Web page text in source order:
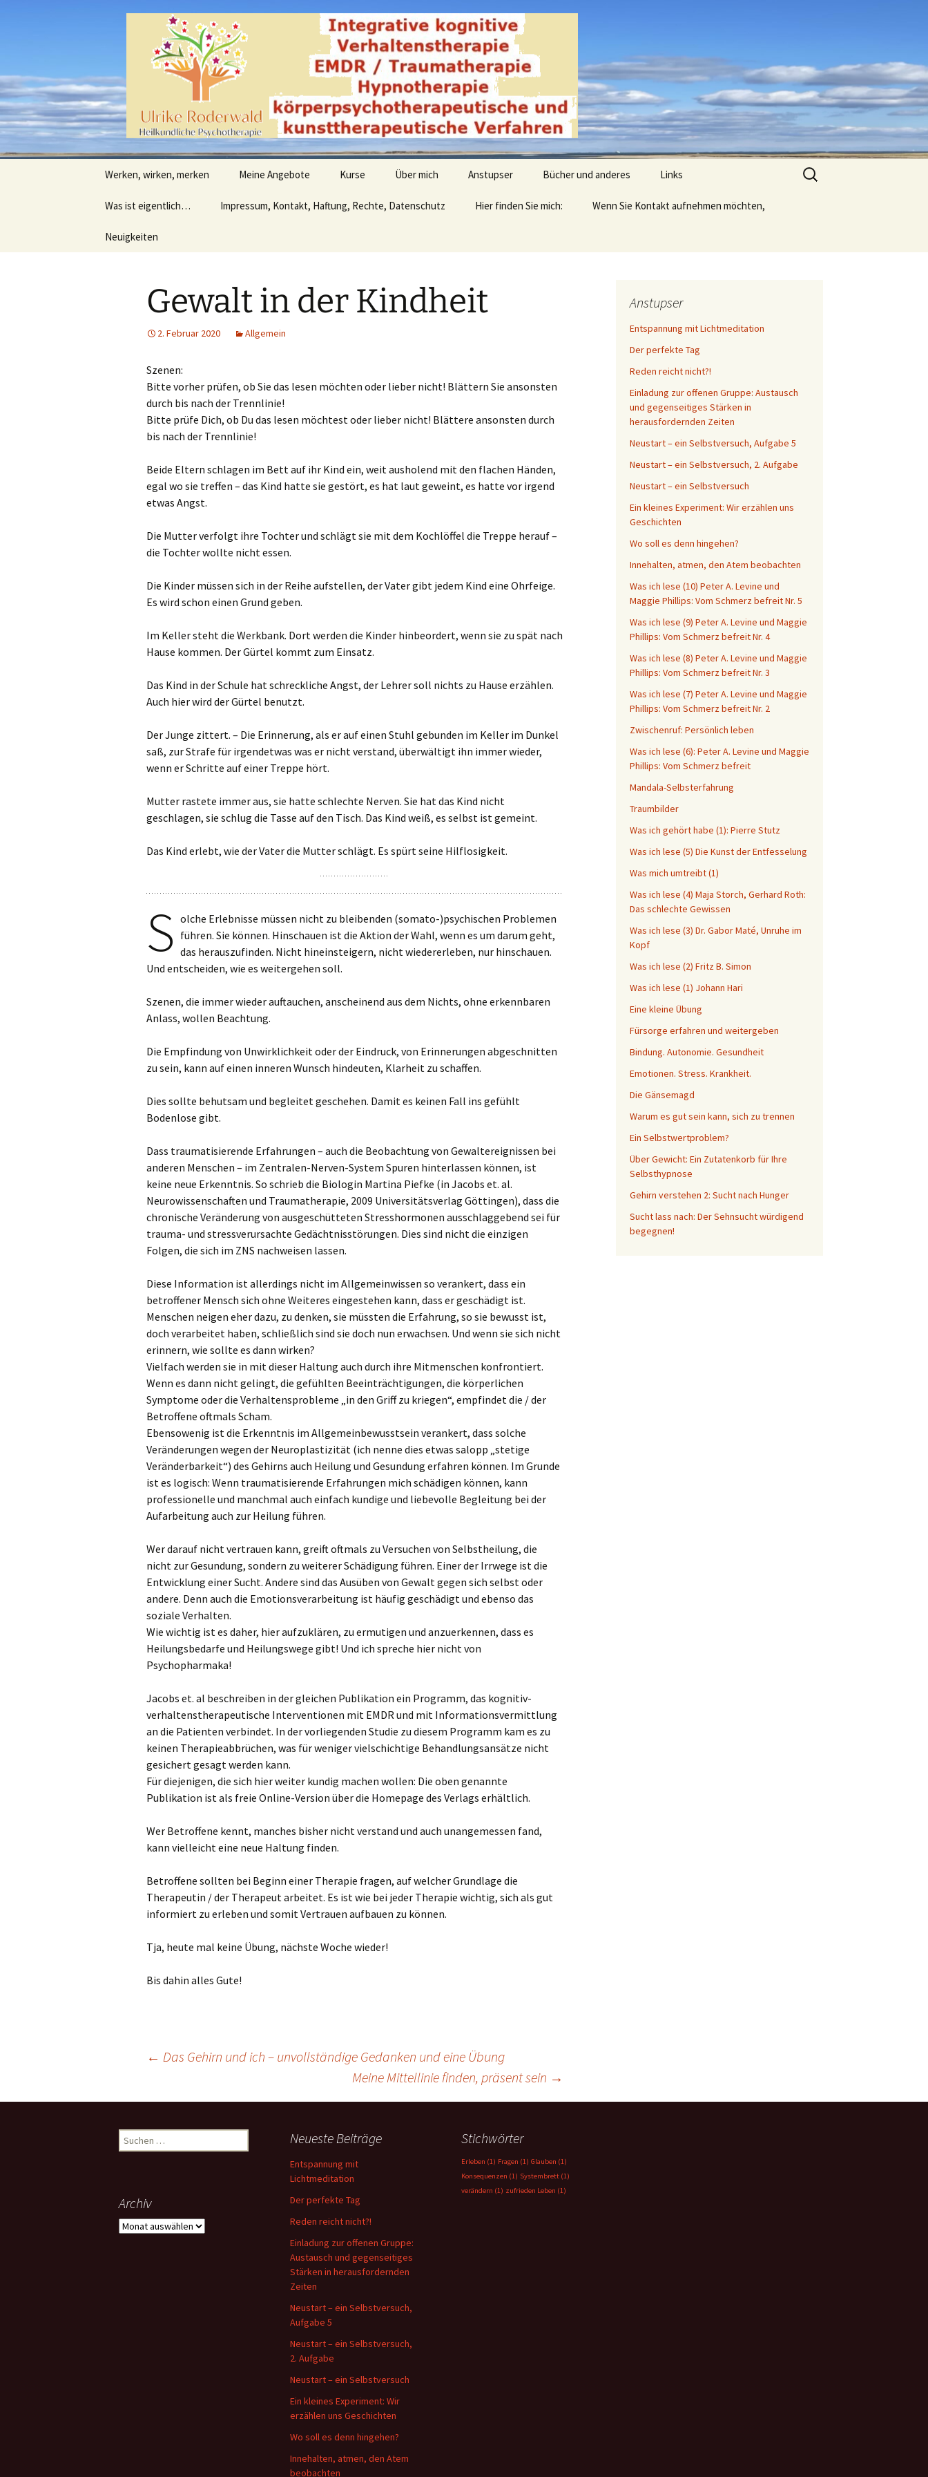
Ulrike Roderwald
Heilpraktische Psychotherapie
Werken, wirken, merken Meine Angebote Kurse Über mich Anstupser Bücher und anderes Links
Was ist eigentlich… Impressum, Kontakt, Haftung, Rechte, Datenschutz Hier finden Sie mich: Wenn Sie Kontakt aufnehmen möchten,
Neuigkeiten
Suche
nach:
Gewalt in der Kindheit
2. Februar 2020 Allgemein
Szenen:
Bitte vorher prüfen, ob Sie das lesen möchten oder lieber nicht! Blättern Sie ansonsten
durch bis nach der Trennlinie!
Bitte prüfe Dich, ob Du das lesen möchtest oder lieber nicht! Blättere ansonsten durch
bis nach der Trennlinie!
Beide Eltern schlagen im Bett auf ihr Kind ein, weit ausholend mit den flachen Händen,
egal wo sie treffen – das Kind hatte sie gestört, es hat laut geweint, es hatte vor irgend
etwas Angst.
Die Mutter verfolgt ihre Tochter und schlägt sie mit dem Kochlöffel die Treppe herauf –
die Tochter wollte nicht essen.
Die Kinder müssen sich in der Reihe aufstellen, der Vater gibt jedem Kind eine Ohrfeige.
Es wird schon einen Grund geben.
Im Keller steht die Werkbank. Dort werden die Kinder hinbeordert, wenn sie zu spät nach
Hause kommen. Der Gürtel kommt zum Einsatz.
Das Kind in der Schule hat schreckliche Angst, der Lehrer soll nichts zu Hause erzählen.
Auch hier wird der Gürtel benutzt.
Der Junge zittert. – Die Erinnerung, als er auf einen Stuhl gebunden im Keller im Dunkel
saß, zur Strafe für irgendetwas was er nicht verstand, überwältigt ihn immer wieder,
wenn er Schritte auf einer Treppe hört.
Mutter rastete immer aus, sie hatte schlechte Nerven. Sie hat das Kind nicht
geschlagen, sie schlug die Tasse auf den Tisch. Das Kind weiß, es selbst ist gemeint.
Das Kind erlebt, wie der Vater die Mutter schlägt. Es spürt seine Hilflosigkeit.
S olche Erlebnisse müssen nicht zu bleibenden (somato-)psychischen Problemen
führen. Sie können. Hinschauen ist die Aktion der Wahl, wenn es um darum geht,
das herauszufinden. Nicht hineinsteigern, nicht wiedererleben, nur hinschauen.
Und entscheiden, wie es weitergehen soll.
Szenen, die immer wieder auftauchen, anscheinend aus dem Nichts, ohne erkennbaren
Anlass, wollen Beachtung.
Die Empfindung von Unwirklichkeit oder der Eindruck, von Erinnerungen abgeschnitten
zu sein, kann auf einen inneren Wunsch hindeuten, Klarheit zu schaffen.
Dies sollte behutsam und begleitet geschehen. Damit es keinen Fall ins gefühlt
Bodenlose gibt.
Dass traumatisierende Erfahrungen – auch die Beobachtung von Gewaltereignissen bei
anderen Menschen – im Zentralen-Nerven-System Spuren hinterlassen können, ist
keine neue Erkenntnis. So schrieb die Biologin Martina Piefke (in Jacobs et. al.
Neurowissenschaften und Traumatherapie, 2009 Universitätsverlag Göttingen), dass die
chronische Veränderung von ausgeschütteten Stresshormonen ausschlaggebend sei für
trauma- und stressverursachte Gedächtnisstörungen. Dies sind nicht die einzigen
Folgen, die sich im ZNS nachweisen lassen.
Diese Information ist allerdings nicht im Allgemeinwissen so verankert, dass ein
betroffener Mensch sich ohne Weiteres eingestehen kann, dass er geschädigt ist.
Menschen neigen eher dazu, zu denken, sie müssten die Erfahrung, so sie bewusst ist,
doch verarbeitet haben, schließlich sind sie doch nun erwachsen. Und wenn sie sich nicht
erinnern, wie sollte es dann wirken?
Vielfach werden sie in mit dieser Haltung auch durch ihre Mitmenschen konfrontiert.
Wenn es dann nicht gelingt, die gefühlten Beeinträchtigungen, die körperlichen
Symptome oder die Verhaltensprobleme „in den Griff zu kriegen“, empfindet die / der
Betroffene oftmals Scham.
Ebensowenig ist die Erkenntnis im Allgemeinbewusstsein verankert, dass solche
Veränderungen wegen der Neuroplastizität (ich nenne dies etwas salopp „stetige
Veränderbarkeit“) des Gehirns auch Heilung und Gesundung erfahren können. Im Grunde
ist es logisch: Wenn traumatisierende Erfahrungen mich schädigen können, kann
professionelle und manchmal auch einfach kundige und liebevolle Begleitung bei der
Aufarbeitung auch zur Heilung führen.
Wer darauf nicht vertrauen kann, greift oftmals zu Versuchen von Selbstheilung, die
nicht zur Gesundung, sondern zu weiterer Schädigung führen. Einer der Irrwege ist die
Entwicklung einer Sucht. Andere sind das Ausüben von Gewalt gegen sich selbst oder
andere. Denn auch die Emotionsverarbeitung ist häufig geschädigt und ebenso das
soziale Verhalten.
Wie wichtig ist es daher, hier aufzuklären, zu ermutigen und anzuerkennen, dass es
Heilungsbedarfe und Heilungswege gibt! Und ich spreche hier nicht von
Psychopharmaka!
Jacobs et. al beschreiben in der gleichen Publikation ein Programm, das kognitiv-
verhaltenstherapeutische Interventionen mit EMDR und mit Informationsvermittlung
an die Patienten verbindet. In der vorliegenden Studie zu diesem Programm kam es zu
keinen Therapieabbrüchen, was für weniger vielschichtige Behandlungsansätze nicht
gesichert gesagt werden kann.
Für diejenigen, die sich hier weiter kundig machen wollen: Die oben genannte
Publikation ist als freie Online-Version über die Homepage des Verlags erhältlich.
Wer Betroffene kennt, manches bisher nicht verstand und auch unangemessen fand,
kann vielleicht eine neue Haltung finden.
Betroffene sollten bei Beginn einer Therapie fragen, auf welcher Grundlage die
Therapeutin / der Therapeut arbeitet. Es ist wie bei jeder Therapie wichtig, sich als gut
informiert zu erleben und somit Vertrauen aufbauen zu können.
Tja, heute mal keine Übung, nächste Woche wieder!
Bis dahin alles Gute!
Beitragsnavigation
← Das Gehirn und ich – unvollständige Gedanken und eine Übung
Meine Mittellinie finden, präsent sein →
Anstupser
Entspannung mit Lichtmeditation
Der perfekte Tag
Reden reicht nicht?!
Einladung zur offenen Gruppe: Austausch
und gegenseitiges Stärken in
herausfordernden Zeiten
Neustart – ein Selbstversuch, Aufgabe 5
Neustart – ein Selbstversuch, 2. Aufgabe
Neustart – ein Selbstversuch
Ein kleines Experiment: Wir erzählen uns
Geschichten
Wo soll es denn hingehen?
Innehalten, atmen, den Atem beobachten
Was ich lese (10) Peter A. Levine und
Maggie Phillips: Vom Schmerz befreit Nr. 5
Was ich lese (9) Peter A. Levine und Maggie
Phillips: Vom Schmerz befreit Nr. 4
Was ich lese (8) Peter A. Levine und Maggie
Phillips: Vom Schmerz befreit Nr. 3
Was ich lese (7) Peter A. Levine und Maggie
Phillips: Vom Schmerz befreit Nr. 2
Zwischenruf: Persönlich leben
Was ich lese (6): Peter A. Levine und Maggie
Phillips: Vom Schmerz befreit
Mandala-Selbsterfahrung
Traumbilder
Was ich gehört habe (1): Pierre Stutz
Was ich lese (5) Die Kunst der Entfesselung
Was mich umtreibt (1)
Was ich lese (4) Maja Storch, Gerhard Roth:
Das schlechte Gewissen
Was ich lese (3) Dr. Gabor Maté, Unruhe im
Kopf
Was ich lese (2) Fritz B. Simon
Was ich lese (1) Johann Hari
Eine kleine Übung
Fürsorge erfahren und weitergeben
Bindung. Autonomie. Gesundheit
Emotionen. Stress. Krankheit.
Die Gänsemagd
Warum es gut sein kann, sich zu trennen
Ein Selbstwertproblem?
Über Gewicht: Ein Zutatenkorb für Ihre
Selbsthypnose
Gehirn verstehen 2: Sucht nach Hunger
Sucht lass nach: Der Sehnsucht würdigend
begegnen!
Suche
nach:
Neueste Beiträge
Entspannung mit
Lichtmeditation
Der perfekte Tag
Reden reicht nicht?!
Einladung zur offenen Gruppe:
Austausch und gegenseitiges
Stärken in herausfordernden
Zeiten
Neustart – ein Selbstversuch,
Aufgabe 5
Neustart – ein Selbstversuch,
2. Aufgabe
Neustart – ein Selbstversuch
Ein kleines Experiment: Wir
erzählen uns Geschichten
Wo soll es denn hingehen?
Innehalten, atmen, den Atem
beobachten
Stichwörter
Erleben (1) Fragen (1) Glauben (1)
Konsequenzen (1) Systembrett (1)
verändern (1) zufrieden Leben (1)
Archiv
Archiv